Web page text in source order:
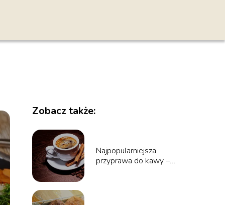
Zobacz także:
Najpopularniejsza
przyprawa do kawy –